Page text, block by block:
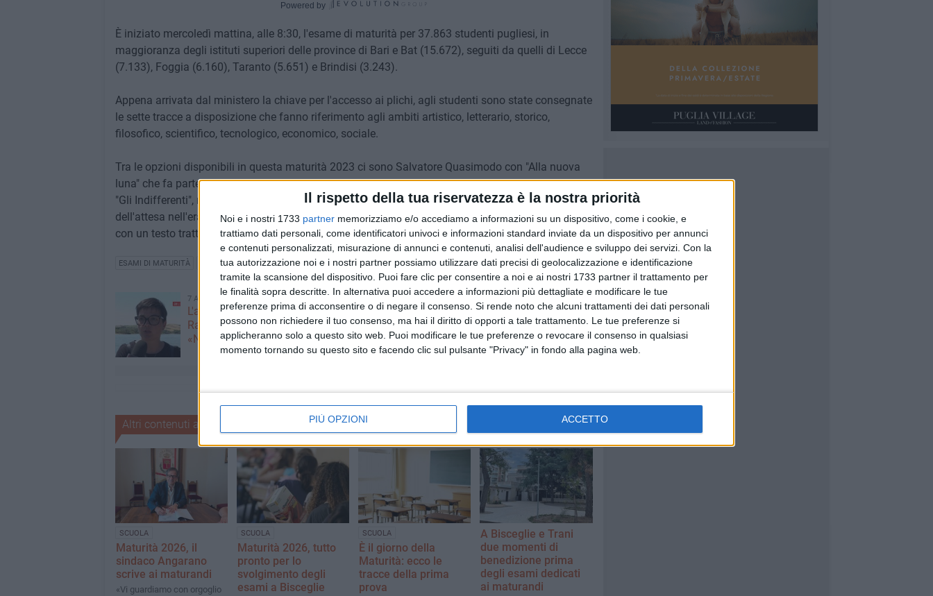
Il rispetto della tua riservatezza è la nostra priorità
Noi e i nostri 1733 partner memorizziamo e/o accediamo a informazioni su un dispositivo, come i cookie, e
trattiamo dati personali, come identificatori univoci e informazioni standard inviate da un dispositivo per annunci
e contenuti personalizzati, misurazione di annunci e contenuti, analisi dell'audience e sviluppo dei servizi. Con la
tua autorizzazione noi e i nostri partner possiamo utilizzare dati precisi di geolocalizzazione e identificazione
tramite la scansione del dispositivo. Puoi fare clic per consentire a noi e ai nostri 1733 partner il trattamento per
le finalità sopra descritte. In alternativa puoi accedere a informazioni più dettagliate e modificare le tue
preferenze prima di acconsentire o di negare il consenso. Si rende noto che alcuni trattamenti dei dati personali
possono non richiedere il tuo consenso, ma hai il diritto di opporti a tale trattamento. Le tue preferenze si
applicheranno solo a questo sito web. Puoi modificare le tue preferenze o revocare il consenso in qualsiasi
momento tornando su questo sito e facendo clic sul pulsante "Privacy" in fondo alla pagina web.
PIÙ OPZIONI ACCETTO
Powered by
È iniziato mercoledì mattina, alle 8:30, l'esame di maturità per 37.863 studenti pugliesi, in
maggioranza degli istituti superiori delle province di Bari e Bat (15.672), seguiti da quelli di Lecce
(7.133), Foggia (6.160), Taranto (5.651) e Brindisi (3.243).
Appena arrivata dal ministero la chiave per l'accesso ai plichi, agli studenti sono state consegnate
le sette tracce a disposizione che fanno riferimento agli ambiti artistico, letterario, storico,
filosofico, scientifico, tecnologico, economico, sociale.
Tra le opzioni disponibili in questa maturità 2023 ci sono Salvatore Quasimodo con "Alla nuova
luna" che fa parte della raccolta "La Terra impareggiabile", Alberto Moravia con un brano tratto da
"Gli Indifferenti", ma anche Piero Angela con una traccia sul suo libro-testamento, oltre a "L'elogio
dell'attesa nell'era di whatsapp" tratto da un testo di Marco Belpoliti. E ancora "L'idea di nazione"
con un testo tratto da Federico Chabod.
ESAMI DI MATURITÀ MATURITÀ 2023
7 AGOSTO 2026
L'appello della moglie di Mino
Racanati alla ministra Roccella:
«Non dimenticatelo»
Festa patronale, il programma
completo di venerdì 7 agosto
Altri contenuti a tema
SCUOLA
Maturità 2026, il
sindaco Angarano
scrive ai maturandi
«Vi guardiamo con orgoglio
SCUOLA
Maturità 2026, tutto
pronto per lo
svolgimento degli
esami a Bisceglie
SCUOLA
È il giorno della
Maturità: ecco le
tracce della prima
prova
A Bisceglie e Trani
due momenti di
benedizione prima
degli esami dedicati
ai maturandi